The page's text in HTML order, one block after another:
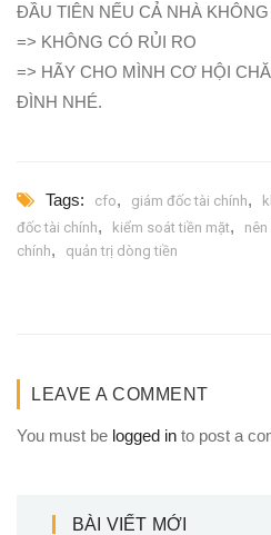
ĐẦU TIÊN NẾU CẢ NHÀ
=> KHÔNG CÓ RỦI RO
=> HÃY CHO MÌNH CƠ HỘI
ĐÌNH NHÉ.
Tags: cfo, giám đốc tài chính,
đốc tài chính, kiểm soát tiền mặt,
chính, quản trị dòng tiền
LEAVE A COMMENT
You must be logged in to post a
BÀI VIẾT MỚI